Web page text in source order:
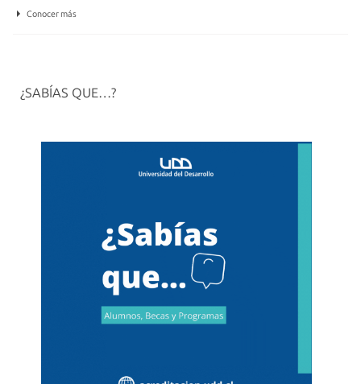
Conocer más
¿SABÍAS QUE…?